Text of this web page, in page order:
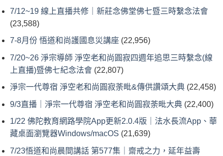
7/12~19 線上直播共修｜新莊念佛堂佛七暨三時繫念法會
(23,588)
7-8月份 悟道和尚護國息災講座 (22,956)
7/20~26 淨宗導師 淨空老和尚圓寂四週年追思三時繫念(線
上直播)暨佛七紀念法會 (22,807)
淨宗一代尊宿 淨空老和尚圓寂荼毗&傳供讚頌大典 (22,458)
9/3直播｜淨宗一代尊宿 淨空老和尚圓寂荼毗大典 (22,400)
1/22 佛陀教育網路學院App更新2.0.4版｜法水長流App、華
藏桌面瀏覽器Windows/macOS (21,639)
7/23悟道和尚晨間講話 第577集｜齋戒之力，延年益壽